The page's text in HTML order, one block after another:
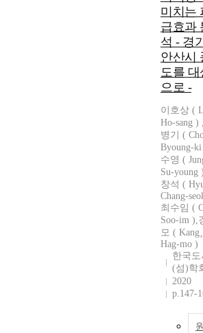
미치는
급효과
석 - 경
안산시
도를 대
으로 -
이호상 (
Ho-sang )
병기 (
Byoung-
수영 (
Su-young
창석 (
Chang-
최수임 (
Soo-im ),
모 ( Kang¸
Hag-mo )
한국도
(섬)학
2020
p.147-